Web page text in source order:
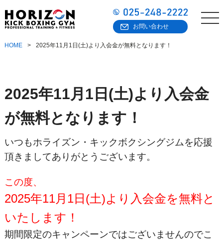
お問い合わせ
HOME 2025年11月1日(土)より入会金が無料となります！
2025年11月1日(土)より入会金
が無料となります！
いつもホライズン・キックボクシングジムを応援
頂きましてありがとうございます。
この度、
2025年11月1日(土)より入会金を無料と
いたします！
期間限定のキャンペーンではございませんのでこ